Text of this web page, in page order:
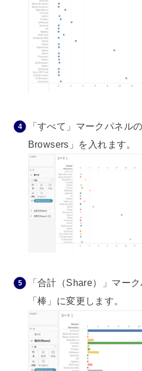
「すべて」マークパネル
Browsers」を入れます。
「合計（Share）」マー
「棒」に変更します。